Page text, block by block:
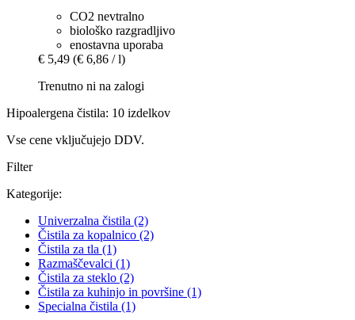
CO2 nevtralno
biološko razgradljivo
enostavna uporaba
€ 5,49 (€ 6,86 / l)
Trenutno ni na zalogi
Hipoalergena čistila: 10 izdelkov
Vse cene vključujejo DDV.
Filter
Kategorije:
Univerzalna čistila (2)
Čistila za kopalnico (2)
Čistila za tla (1)
Razmaščevalci (1)
Čistila za steklo (2)
Čistila za kuhinjo in površine (1)
Specialna čistila (1)